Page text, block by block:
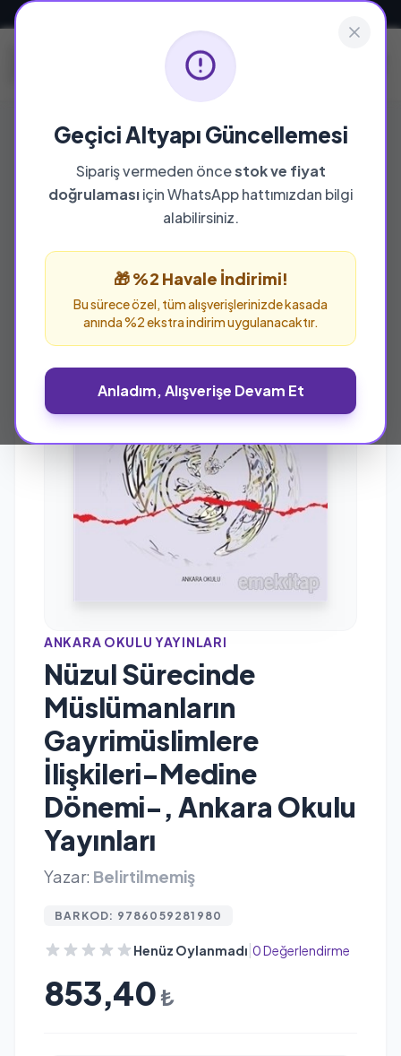
Geçici Altyapı Güncellemesi
Sipariş vermeden öncestok ve fiyat
doğrulamasıiçin WhatsApp hattımızdan bilgi
alabilirsiniz.
🎁 %2 Havale İndirimi!
Bu sürece özel, tüm alışverişlerinizde kasada
anında %2 ekstra indirim uygulanacaktır.
Anladım, Alışverişe Devam Et
ANKARA OKULU YAYINLARI
Nüzul Sürecinde
Müslümanların
Gayrimüslimlere
İlişkileri-Medine
Dönemi-, Ankara Okulu
Yayınları
Yazar: Belirtilmemiş
BARKOD: 9786059281980
Henüz Oylanmadı|0 Değerlendirme
853,40 ₺